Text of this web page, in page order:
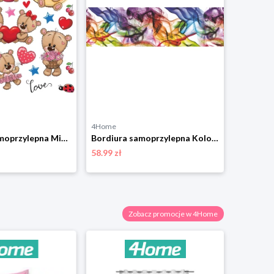
Dekoracja samoprzylepna Misie, 30 x 30 cm 4-Home
4Home
Bordiura samoprzylepna Kolorowy dym, 500 x 14 cm 4-Home
58.99 zł
Zobacz promocje w 4Home